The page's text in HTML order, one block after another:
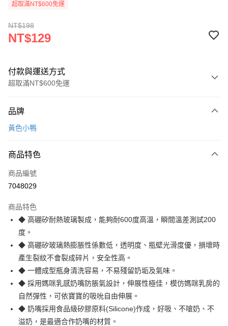
超取滿NT$600免運
NT$198
NT$129
付款與運送方式
超取滿NT$600免運
信用卡一次付款
LINE Pay
Apple Pay
悠遊付
AFTEE先享後付
相關說明
【關於「AFTEE先享後付」】
AFTEE先享後付是「在收到商品之後才付款」的支付方式。 讓您購物簡單
便利好安心！
１．簡單：不需註冊會員、不需綁卡、不需儲值。
２．便利：只要手機號碼，簡訊認證，即可結帳。
３．安心：先確認商品／服務後，再付款。
【「AFTEE先享後付」結帳流程】
ATM付款
運送方式
全家取貨付款
每筆NT$70，滿NT$600(含以上)免運費
品牌
黃色小鴨
商品特色
商品編號
7048029
商品特色
◆ 高硼矽耐熱玻璃製成，能夠耐600度高溫，瞬間溫差測試200
度。
◆ 高硼矽玻璃熱膨脹性係數低，透明度、瓶壁光滑度優，損壞時
產生裂紋不會裂成碎片，安全性高。
◆ 一體成型瓶身清洗容易，不易殘留奶垢及氣味。
◆ 採用媽咪乳感奶嘴防脹氣設計，伸展性極佳，模仿媽咪乳房的
自然彈性，可依寶寶的吸吮自由伸展。
◆ 奶嘴採用食品級矽膠原料(Silicone)作成，好吸、不嗆奶、不
溢奶，是最適合作奶嘴的材質。